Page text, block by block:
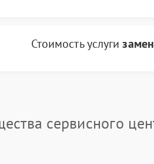
Стоимость услуги
сервисного